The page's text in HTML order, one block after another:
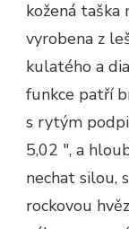
kožená taška
vyrobena z
kulatého a
funkce patří
s rytým
5,02 ″, a
nechat silou,
rockovou